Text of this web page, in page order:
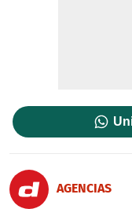
AGENCIAS